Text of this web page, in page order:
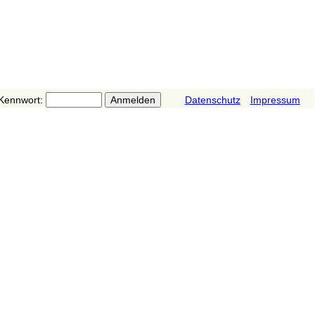
Datenschutz Impressum